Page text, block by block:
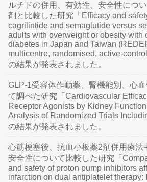
ルチドの併用、有効性、安全性につ
剤と比較した研究「Efficacy and
cagrilintide and semaglutide versus
adults with overweight or obesity with
diabetes in Japan and Taiwan
multicentre, randomised, active-
の結果が発表されました。
GLP-1受容体作動薬、腎機能別、心
て調べた研究「Cardiovascular
Receptor Agonists by Kidney
Analysis of Randomized Trials
の結果が発表されました。
心筋梗塞後、抗血小板薬2剤併用療法
安全性について比較した研究「
and safety of proton pump inhibitors
infarction on dual antiplatelet therapy: